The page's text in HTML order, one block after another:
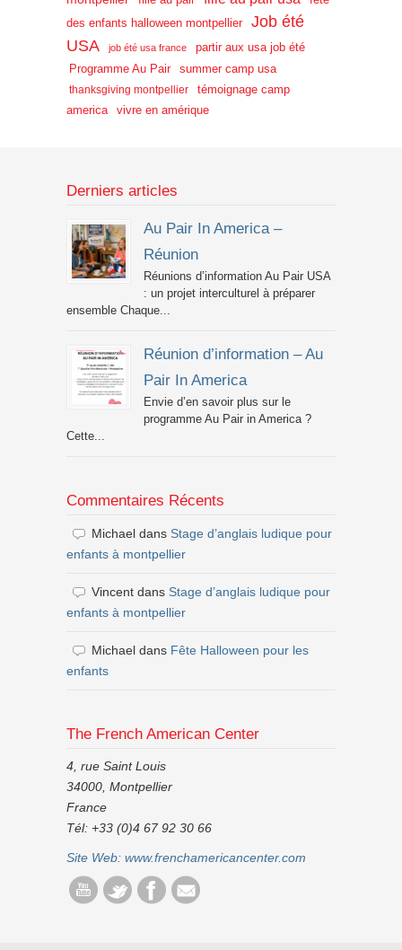
des enfants halloween montpellier
Job été
USA
job été usa france
partir aux usa job été
Programme Au Pair
summer camp usa
thanksgiving montpellier
témoignage camp
america
vivre en amérique
Derniers articles
Au Pair In America –
Réunion
Réunions d’information Au Pair USA
: un projet interculturel à préparer
ensemble Chaque...
Réunion d’information – Au
Pair In America
Envie d’en savoir plus sur le
programme Au Pair in America ?
Cette...
Commentaires Récents
Michael dans Stage d’anglais ludique pour
enfants à montpellier
Vincent dans Stage d’anglais ludique pour
enfants à montpellier
Michael dans Fête Halloween pour les
enfants
The French American Center
4, rue Saint Louis
34000, Montpellier
France
Tél: +33 (0)4 67 92 30 66
Site Web: www.frenchamericancenter.com